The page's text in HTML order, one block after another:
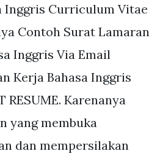
Inggris Curriculum Vitae
Contoh Surat Lamaran
Inggris Via Email
Kerja Bahasa Inggris
RESUME. Karenanya
yang membuka
dan mempersilakan